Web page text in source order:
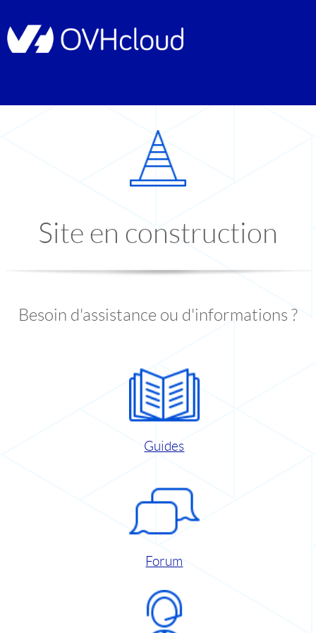
Site en construction
Besoin d'assistance ou d'informations ?
Guides
Forum